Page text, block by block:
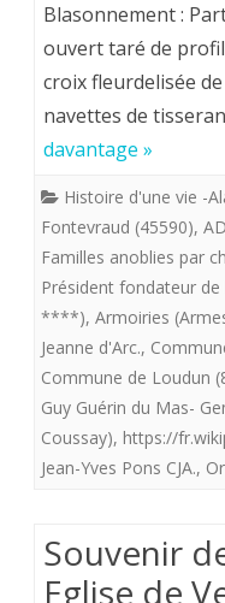
Blasonnement :
ouvert taré de profil
croix fleurdelisée
navettes de
davantage »
Histoire d'une vie -
Fontevraud (45590),
Familles anoblies par
Président fondateur
****), Armoiries
Jeanne d'Arc.,
Commune de Loudun
Guy Guérin du Mas-
Coussay), https://
Jean-Yves Pons CJA.,
Souvenir
Eglise de